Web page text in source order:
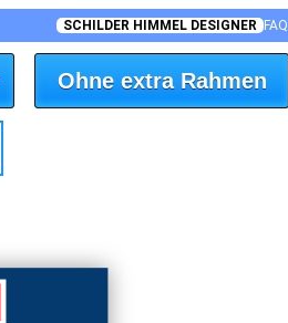
SCHILDER HIMMEL DESIGNER FAQ
Ohne extra Rahmen